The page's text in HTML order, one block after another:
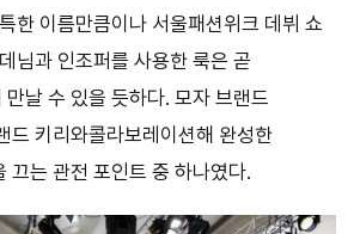
한 이름만큼이나 서울패션위크 데뷔 쇼
님과 인조퍼를 사용한 룩은 곧
날 수 있을 듯하다. 모자 브랜드
드 키리와콜라보레이션해 완성한
끄는 관전 포인트 중 하나였다.